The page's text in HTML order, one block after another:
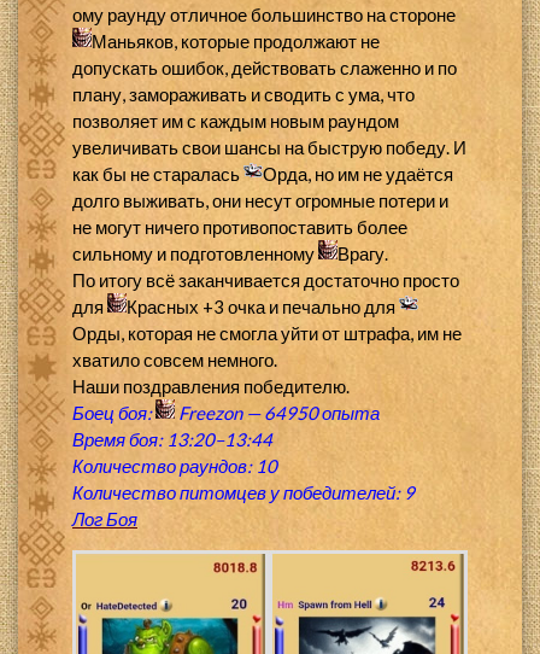
ому раунду отличное большинство на стороне
Маньяков, которые продолжают не
допускать ошибок, действовать слаженно и по
плану, замораживать и сводить с ума, что
позволяет им с каждым новым раундом
увеличивать свои шансы на быструю победу. И
как бы не старалась
Орда, но им не удаётся
долго выживать, они несут огромные потери и
не могут ничего противопоставить более
сильному и подготовленному
Врагу.
По итогу всё заканчивается достаточно просто
для
Красных +3 очка и печально для
Орды, которая не смогла уйти от штрафа, им не
хватило совсем немного.
Наши поздравления победителю.
Боец боя:
Freezon —64950 опыта
Время боя: 13:20–13:44
Количество раундов: 10
Количество питомцев у победителей: 9
Лог Боя